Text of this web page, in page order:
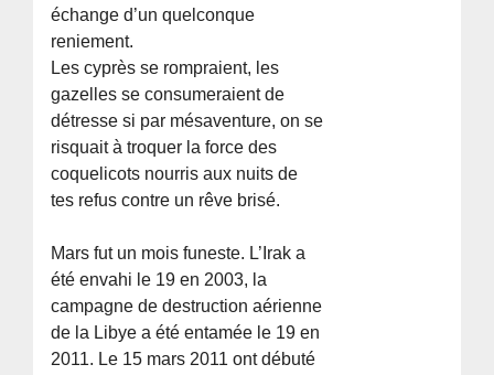
échange d’un quelconque
reniement.
Les cyprès se rompraient, les
gazelles se consumeraient de
détresse si par mésaventure, on se
risquait à troquer la force des
coquelicots nourris aux nuits de
tes refus contre un rêve brisé.
Mars fut un mois funeste. L’Irak a
été envahi le 19 en 2003, la
campagne de destruction aérienne
de la Libye a été entamée le 19 en
2011. Le 15 mars 2011 ont débuté